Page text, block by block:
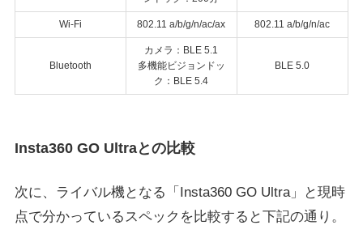
Wi-Fi 802.11 a/b/g/n/ac/ax 802.11 a/b/g/n/ac
Bluetooth
カメラ：BLE 5.1
多機能ビジョンドッ
ク：BLE 5.4
BLE 5.0
Insta360 GO Ultraとの比較
次に、ライバル機となる「Insta360 GO Ultra」と現時
点で分かっているスペックを比較すると下記の通り。